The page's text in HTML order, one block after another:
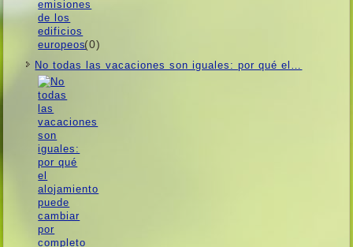
(0)
No todas las vacaciones son iguales: por qué el…